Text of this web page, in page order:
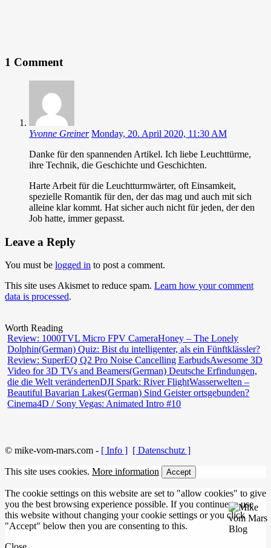
1 Comment
Yvonne Greiner Monday, 20. April 2020, 11:30 AM
Danke für den spannenden Artikel. Ich liebe Leuchttürme,
ihre Technik, die Geschichte und Geschichten.
Harte Arbeit für die Leuchtturmwärter, oft Einsamkeit,
spezielle Romantik für den, der das mag und auch mit sich
alleine klar kommt. Hat sicher auch nicht für jeden, der den
Job hatte, immer gepasst.
Leave a Reply
You must be logged in to post a comment.
This site uses Akismet to reduce spam. Learn how your comment
data is processed.
Worth Reading
Review: 1000TVL Micro FPV CameraHoney – The Lonely
Dolphin(German) Quiz: Bist du intelligenter, als ein Fünftklässler?
Review: SuperEQ Q2 Pro Noise Cancelling EarbudsAwesome 3D
Video for 3D TVs and Beamers(German) Deutsche Erfindungen,
die die Welt verändertenDJI Spark: River FlightWasserwelten –
Beautiful Bavarian Lakes(German) Sind Geister ortsgebunden?
Cinema4D / Sony Vegas: Animated Intro #10
© mike-vom-mars.com - [ Info ] [ Datenschutz ]
This site uses cookies. More information Accept
The cookie settings on this website are set to "allow cookies" to give
you the best browsing experience possible. If you continue to use
this website without changing your cookie settings or you click
"Accept" below then you are consenting to this.